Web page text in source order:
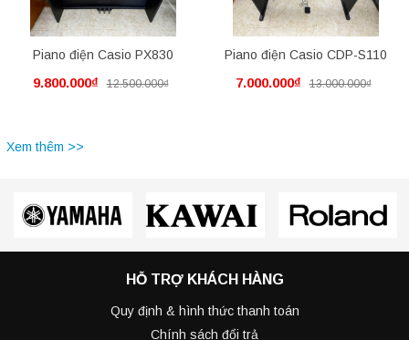
Piano điện Casio PX830
9.800.000₫ 12.500.000₫
Piano điện Casio CDP-S110
7.000.000₫ 13.000.000₫
Xem thêm >>
HỖ TRỢ KHÁCH HÀNG
Quy định & hình thức thanh toán
Chính sách đổi trả